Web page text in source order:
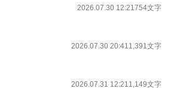
2026.07.30 12:21754文字
2026.07.30 20:411,391文字
2026.07.31 12:211,149文字